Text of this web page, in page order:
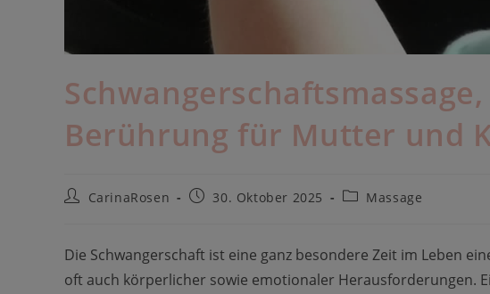
Berührung für Mutter und
Beitrags-
CarinaRosen
Beitrag30. Oktober 2025
Beitrags-
Massage
Die Schwangerschaft ist eine ganz besondere Zeit im Leben
oft auch körperlicher sowie emotionaler Herausforderungen.